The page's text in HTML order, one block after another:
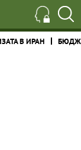
В ИРАН